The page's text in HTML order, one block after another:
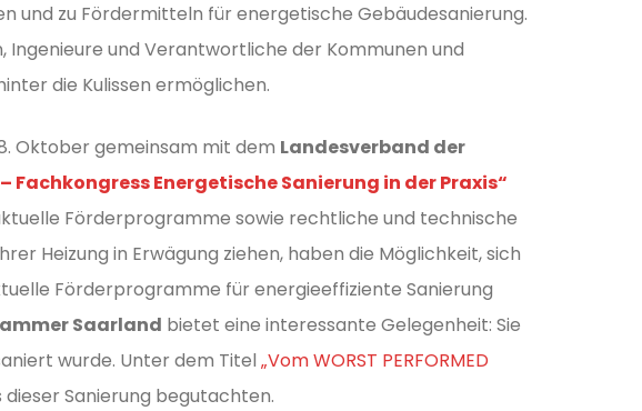
und zu Fördermitteln für energetische Gebäudesanierung.
und Verantwortliche der Kommunen und
die Kulissen ermöglichen.
Oktober gemeinsam mit dem Landesverband der
Fachkongress Energetische Sanierung in der Praxis“
Förderprogramme sowie rechtliche und technische
Heizung in Erwägung ziehen, haben die Möglichkeit, sich
Förderprogramme für energieeffiziente Sanierung
Saarland bietet eine interessante Gelegenheit: Sie
wurde. Unter dem Titel „Vom WORST PERFORMED
Sanierung begutachten.